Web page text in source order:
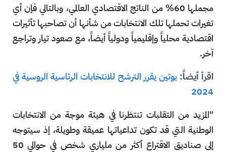
مجملها 60% من الناتج الاقتصادي العالمي، وبالتالي فإن أي
تغيرات تحملها تلك الانتخابات من شأنها أن تصاحبها تأثيرات
اقتصادية محلياً وإقليمياً ودولياً أيضاً، مع صعود تيار وتراجع
آخر.
اقرأ أيضاً:بوتين يقرر الترشح للانتخابات الرئاسية الروسية في
2024
"المزيد من التقلبات تنتظرنا في هيئة موجة من الانتخابات
الوطنية التي قد تكون تداعياتها عميقة وطويلة، إذ سيتوجه
إلى صناديق الاقتراع أكثر من ملياري شخص في حوالي 50